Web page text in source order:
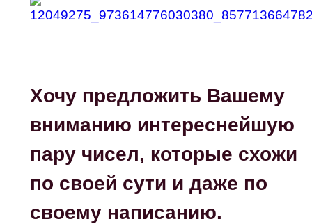
Хочу предложить Вашему
вниманию интереснейшую
пару чисел, которые схожи
по своей сути и даже по
своему написанию.